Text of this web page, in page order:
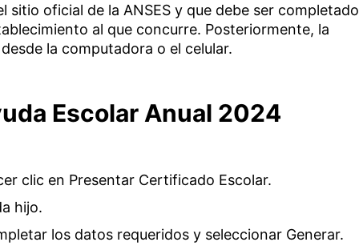
sitio oficial de la ANSES y que debe ser completado
al que concurre. Posteriormente, la
la computadora o el celular.
Escolar Anual 2024
clic en Presentar Certificado Escolar.
hijo.
los datos requeridos y seleccionar Generar.